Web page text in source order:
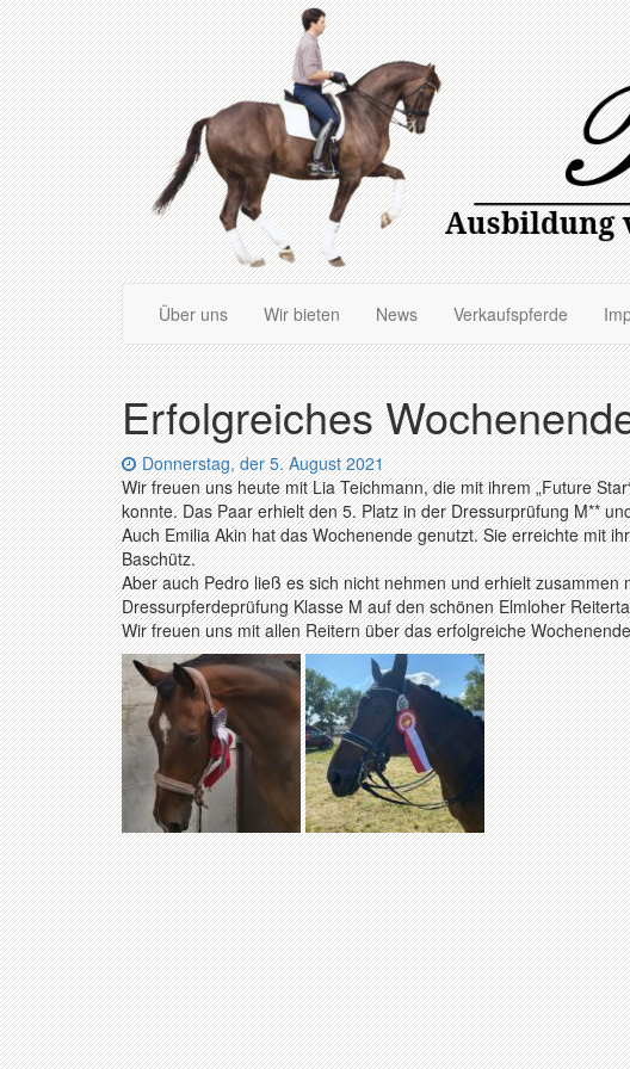
Zum
Hauptinhalt
springen
Über uns Wir bieten News Verkaufspferde
Erfolgreiches
Datum:
Donnerstag, der 5. August 2021
Wir freuen uns heute mit Lia Teichmann, die mit ihrem „Future
konnte. Das Paar erhielt den 5. Platz in der Dressurprüfung M**
Auch Emilia Akin hat das Wochenende genutzt. Sie erreichte mit
Baschütz.
Aber auch Pedro ließ es sich nicht nehmen und erhielt zusammen
Dressurpferdeprüfung Klasse M auf den schönen Elmloher
Wir freuen uns mit allen Reitern über das erfolgreiche